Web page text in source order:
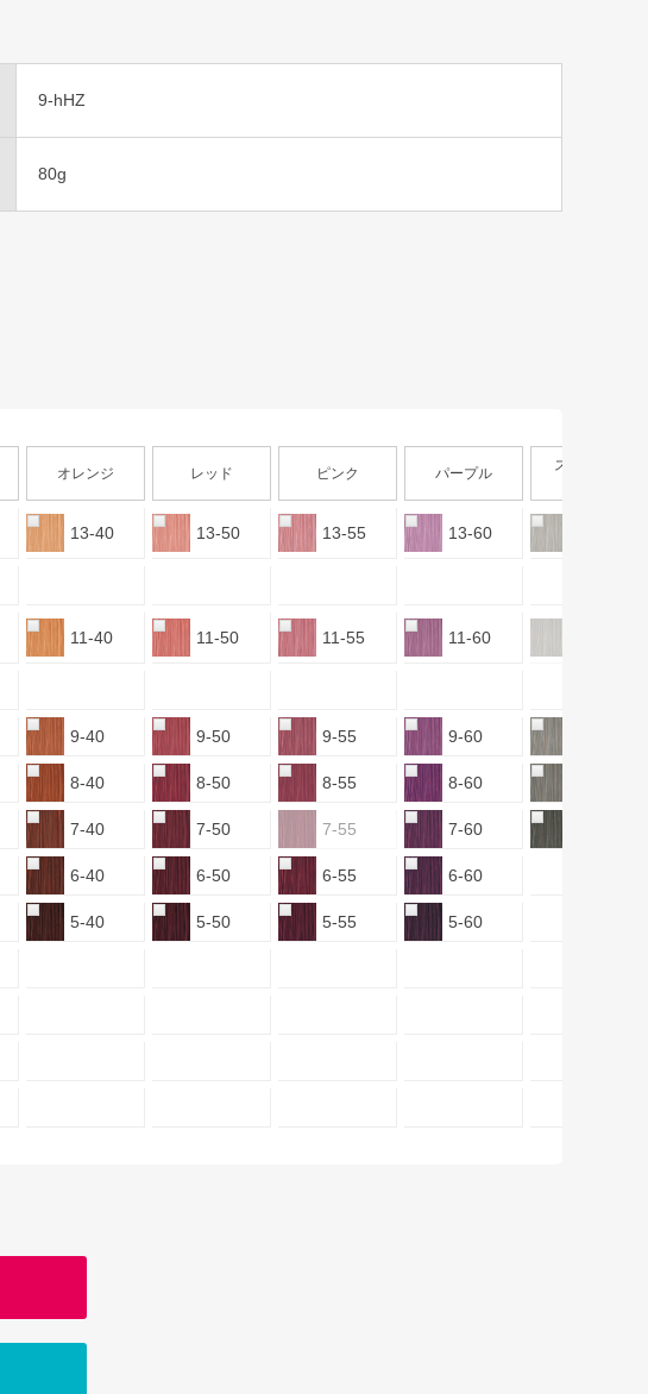
9-hHZ
80g
オレンジ レッド ピンク パープル
スモーキー
13-40 13-50 13-55 13-60
11-40 11-50 11-55 11-60
9-40 9-50 9-55 9-60
8-40 8-50 8-55 8-60
7-40 7-50 7-55 7-60
6-40 6-50 6-55 6-60
5-40 5-50 5-55 5-60